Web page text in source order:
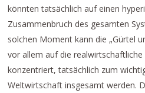
könnten tatsächlich auf einen
Zusammenbruch des gesamten
solchen Moment kann die „Gürtel
vor allem auf die
konzentriert, tatsächlich zum
Weltwirtschaft insgesamt werden.